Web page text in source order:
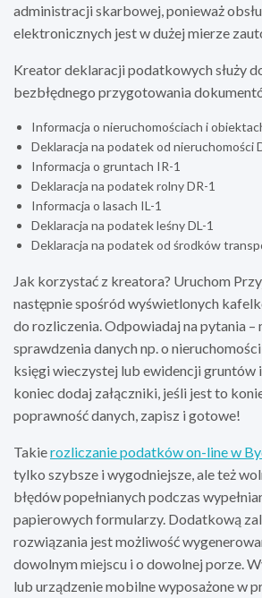
administracji skarbowej, ponieważ
elektronicznych jest w dużej mierze
Kreator deklaracji podatkowych służy
bezbłędnego przygotowania
Informacja o nieruchomościach i
Deklaracja na podatek od nieruchomości
Informacja o gruntach IR-1
Deklaracja na podatek rolny DR-1
Informacja o lasach IL-1
Deklaracja na podatek leśny DL-1
Deklaracja na podatek od środków
Jak korzystać z kreatora? Uruchom
następnie spośród wyświetlonych
do rozliczenia. Odpowiadaj na pytania –
sprawdzenia danych np. o
księgi wieczystej lub ewidencji gruntów
koniec dodaj załączniki, jeśli jest to
poprawność danych, zapisz i gotowe!
Takierozliczanie podatków on-line w
tylko szybsze i wygodniejsze, ale też
błędów popełnianych podczas
papierowych formularzy. Dodatkową
rozwiązania jest możliwość
dowolnym miejscu i o dowolnej porze.
lub urządzenie mobilne wyposażone w